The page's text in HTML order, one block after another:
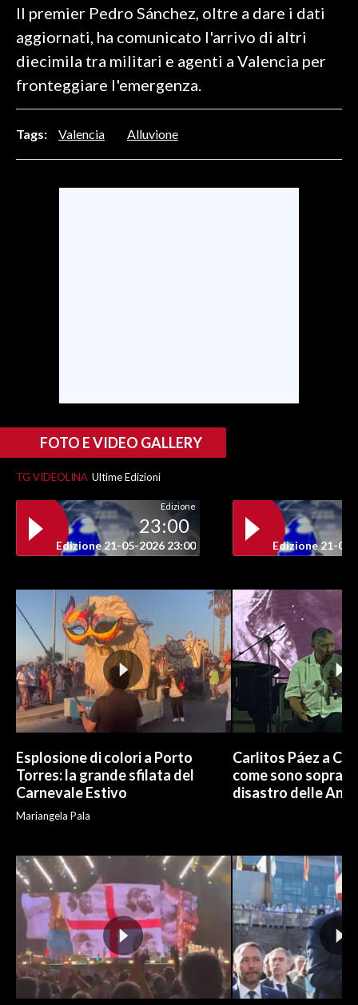
SALUTE
SARDEGNA TURISMO
NOTIZIE
SPIAGGE
Il premier Pedro Sánchez, oltre a dare i dati
aggiornati, ha comunicato l'arrivo di altri
diecimila tra militari e agenti a Valencia per
fronteggiare l'emergenza.
Tags: Valencia Alluvione
FOTO E VIDEO GALLERY
TG VIDEOLINA Ultime Edizioni
Edizione
23:00
Edizione 21-05-2026 23:00 Edizione 21-05-
Esplosione di colori a Porto
Torres: la grande sfilata del
Carnevale Estivo
Mariangela Pala
Carlitos Páez a
come sono
disastro delle